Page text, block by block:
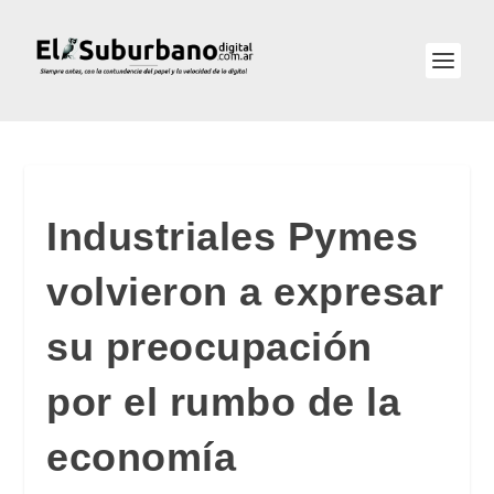
Industriales Pymes
volvieron a expresar
su preocupación
por el rumbo de la
economía